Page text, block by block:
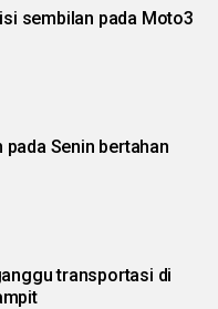
sembilan pada Moto3
Senin bertahan
transportasi di